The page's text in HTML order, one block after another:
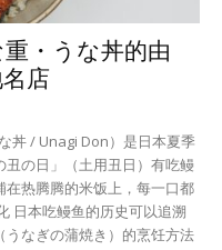
重・うな丼的由
店
丼 / Unagi Don）是日本夏季
の日」（土用丑日）有吃鳗
热腾腾的米饭上，每一口都
日本吃鳗鱼的历史可以追溯
なぎの蒲焼き）的烹饪方法